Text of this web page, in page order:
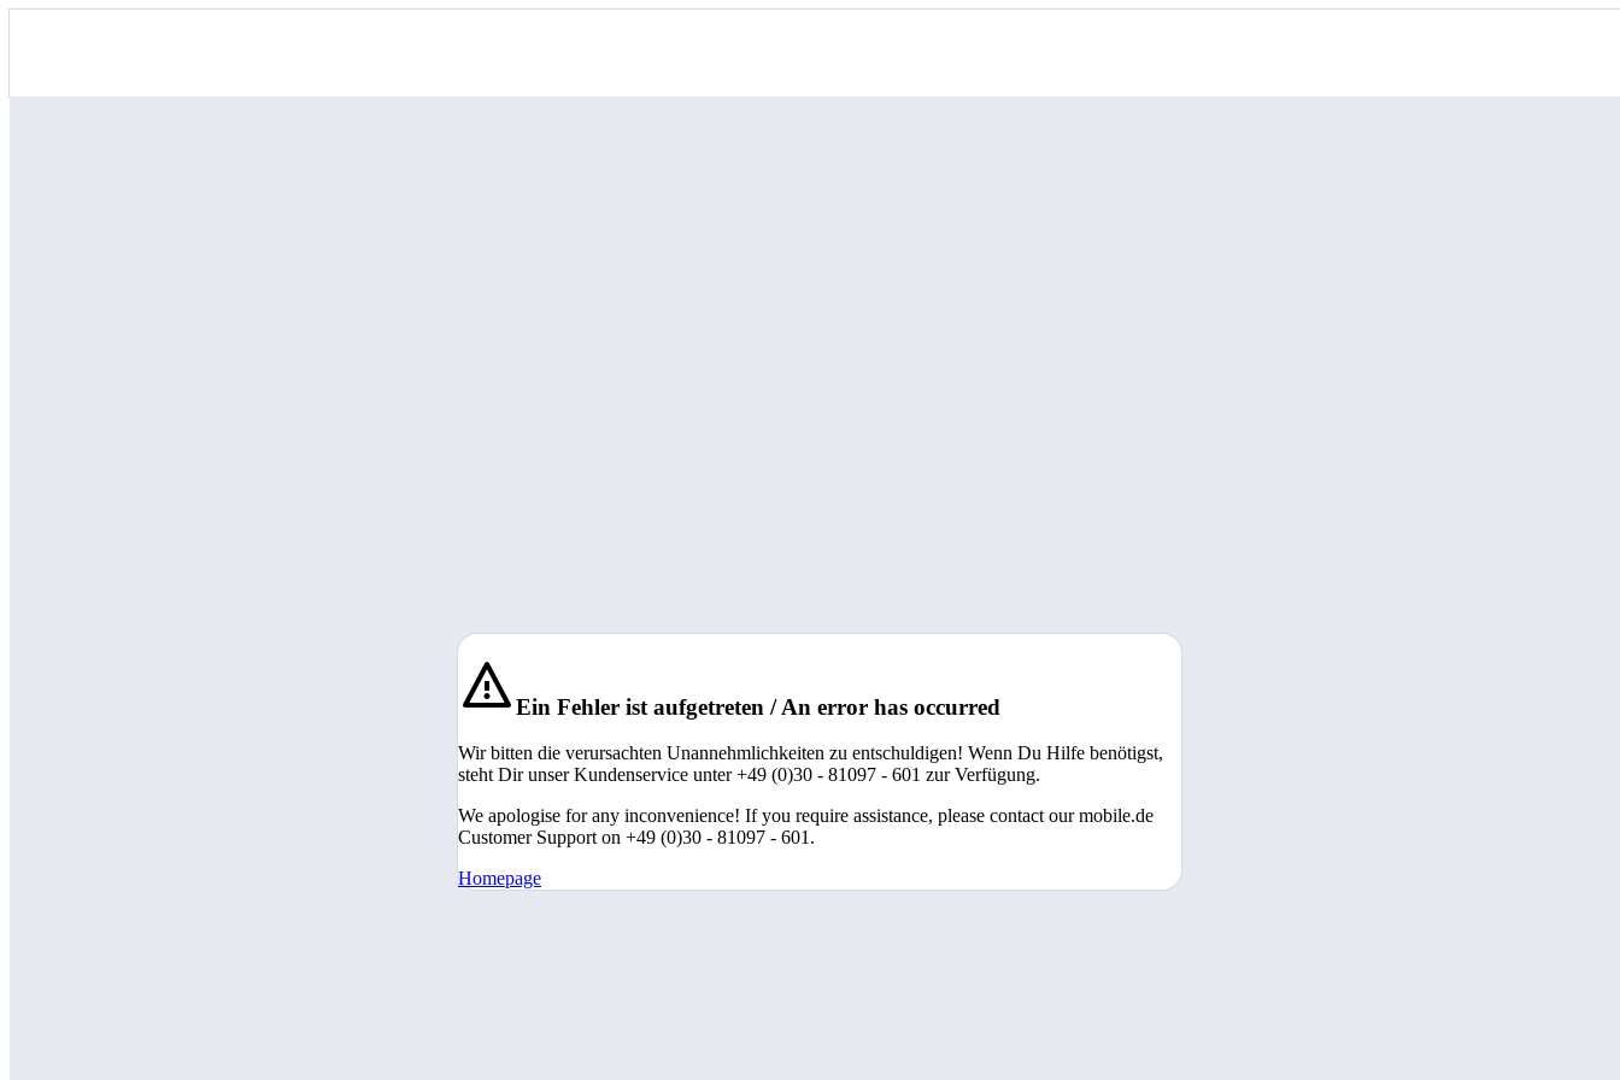
Ein Fehler ist aufgetreten / An error has occurred
Wir bitten die verursachten Unannehmlichkeiten zu entschuldigen! Wenn Du Hilfe benötigst,
steht Dir unser Kundenservice unter +49 (0)30 - 81097 - 601 zur Verfügung.
We apologise for any inconvenience! If you require assistance, please contact our mobile.de
Customer Support on +49 (0)30 - 81097 - 601.
Homepage